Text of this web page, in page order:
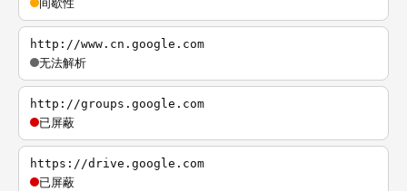
http://www.cn.google.com
无法解析
http://groups.google.com
已屏蔽
https://drive.google.com
已屏蔽